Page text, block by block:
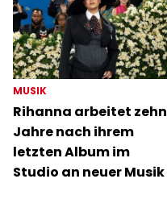
MUSIK
Rihanna arbeitet zehn
Jahre nach ihrem
letzten Album im
Studio an neuer Musik